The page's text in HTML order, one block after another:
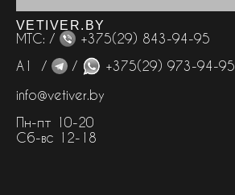
VETIVER.BY
МТС: /
+375(29) 843-94-95
А1 /
/
+375(29) 973-94-95
info@vetiver.by
Пн-пт 10-20
Сб-вс 12-18